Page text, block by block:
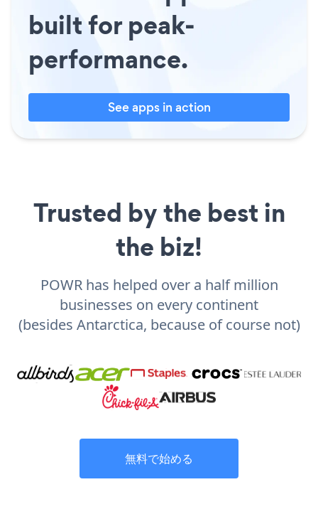
built for peak-
performance.
See apps in action
Trusted by the best in
the biz!
POWR has helped over a half million
businesses on every continent
(besides Antarctica, because of course not)
無料で始める